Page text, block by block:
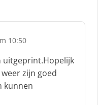
10:50
uitgeprint.Hopelijk
zijn goed
kunnen